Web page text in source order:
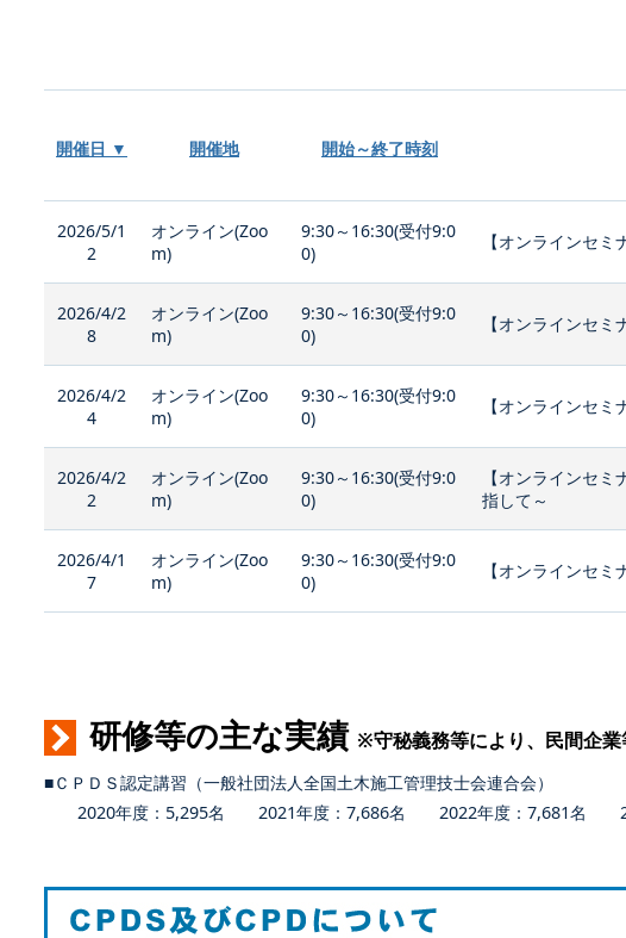
開催日 ▼ 開催地 開始～終了時刻
2026/5/1
2
オンライン(Zoo
m)
9:30～16:30(受付9:0
0)
【オンラインセ
2026/4/2
8
オンライン(Zoo
m)
9:30～16:30(受付9:0
0)
【オンラインセ
2026/4/2
4
オンライン(Zoo
m)
9:30～16:30(受付9:0
0)
【オンラインセ
2026/4/2
2
オンライン(Zoo
m)
9:30～16:30(受付9:0
0)
【オンラインセ
指して～
2026/4/1
7
オンライン(Zoo
m)
9:30～16:30(受付9:0
0)
【オンラインセ
研修等の主な実績 ※守秘義務等により、民間企業
■ＣＰＤＳ認定講習（一般社団法人全国土木施工管理技士会連合会）
2020年度：5,295名 2021年度：7,686名 2022年度：7,681名